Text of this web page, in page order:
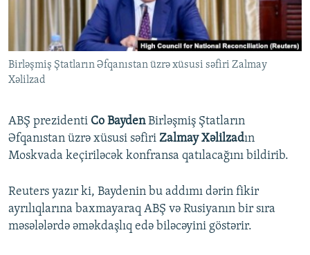
KARIKATURA
İSLAM VƏ DEMOKRATIYA
İZ - MƏDƏNIYYƏT PROQRAMI
PEŞƏ ETIKASI VƏ JURNALISTIKA STANDARTLARIMIZ
MATERIALLARIMIZDAN ISTIFADƏ
AZADLIQRADIOSU MOBIL TELEFONUNUZDA
XƏBƏR BÜLLETENLƏRIMIZ
RFE/RL-in bütün saytları
Birləşmiş Ştatların Əfqanıstan üzrə xüsusi səfiri Zalmay
Xəlilzad
ABŞ prezidenti Co BaydenBirləşmiş Ştatların
Əfqanıstan üzrə xüsusi səfiri Zalmay Xəlilzadın
Moskvada keçiriləcək konfransa qatılacağını bildirib.
Reuters yazır ki, Baydenin bu addımı dərin fikir
ayrılıqlarına baxmayaraq ABŞ və Rusiyanın bir sıra
məsələlərdə əməkdaşlıq edə biləcəyini göstərir.